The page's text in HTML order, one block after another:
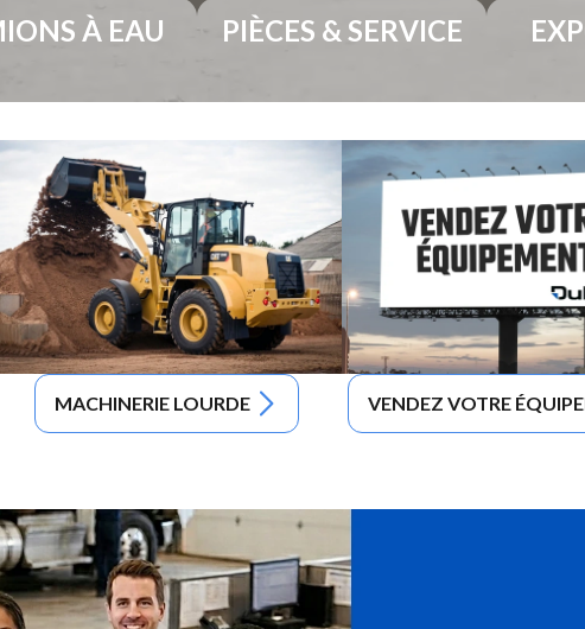
À EAU PIÈCES & SERVICE
MACHINERIE LOURDE VENDEZ VOTRE